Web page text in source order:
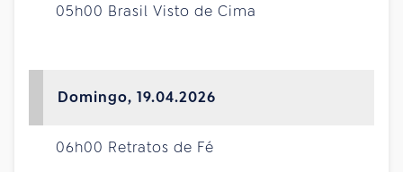
05h00 Brasil Visto de Cima
Domingo, 19.04.2026
06h00 Retratos de Fé